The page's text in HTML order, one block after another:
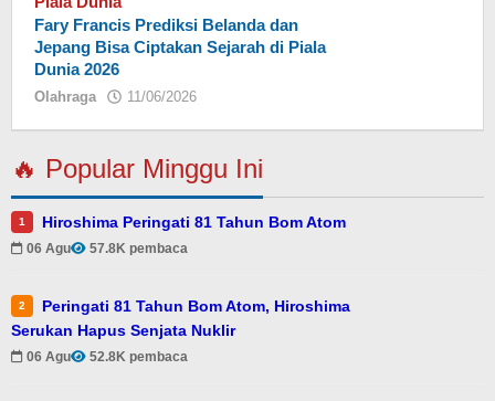
Fary Francis Prediksi Belanda dan
Jepang Bisa Ciptakan Sejarah di Piala
Dunia 2026
Olahraga 11/06/2026
🔥 Popular Minggu Ini
1 Hiroshima Peringati 81 Tahun Bom Atom
06 Agu 57.8K pembaca
2
Peringati 81 Tahun Bom Atom, Hiroshima
Serukan Hapus Senjata Nuklir
06 Agu 52.8K pembaca